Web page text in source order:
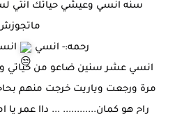
سنه انسي وعيشي حياتك انتي
رحمه:- انسي
انسي عشر سنين ضاعو من حياتي
مرة ورجعت وياريت خرجت منهم
راح هو كمان............ ... داا عمر